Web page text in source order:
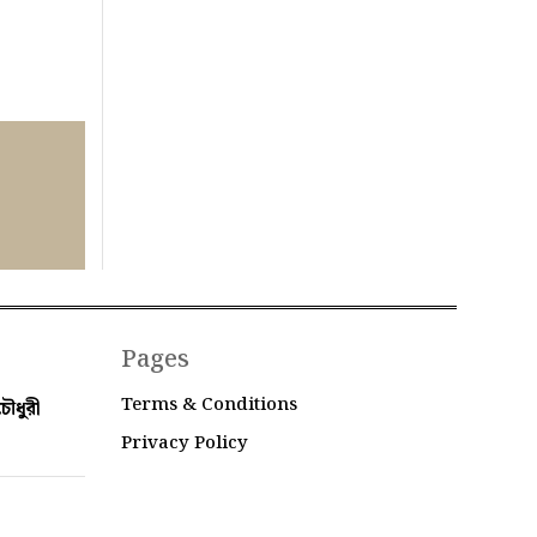
Pages
Terms & Conditions
Privacy Policy